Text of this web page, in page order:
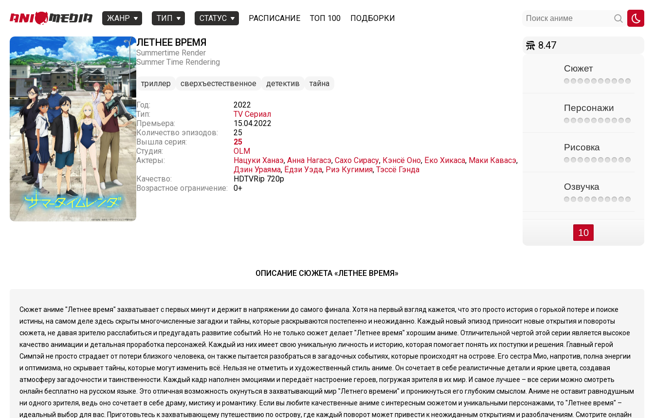
ЖАНР ТИП СТАТУС РАСПИСАНИЕ ТОП 100 ПОДБОРКИ
ЛЕТНЕЕ ВРЕМЯ
Summertime Render
Summer Time Rendering
триллер сверхъестественное детектив тайна
Год:
2022
Тип:
TV Сериал
Премьера:
15.04.2022
Количество эпизодов:
25
Вышла серия:
25
Студия:
OLM
Актеры:
Нацуки Ханаэ, Анна Нагасэ, Сахо Сирасу, Кэнсё Оно, Ёко Хикаса, Маки Кавасэ,
Дзин Ураяма, Ёдзи Уэда, Риэ Кугимия, Тэссё Гэнда
Качество:
HDTVRip 720p
Возрастное ограничение:
0+
8.47
Сюжет
Персонажи
Рисовка
Озвучка
10
ОПИСАНИЕ СЮЖЕТА «ЛЕТНЕЕ ВРЕМЯ»
Сюжет аниме "Летнее время" захватывает с первых минут и держит в напряжении до самого финала. Хотя на первый взгляд кажется, что это просто история о горькой потере и поиске
истины, на самом деле здесь скрыты многочисленные загадки и тайны, которые раскрываются постепенно и неожиданно. Каждый новый эпизод приносит новые открытия и повороты
сюжета, не давая зрителю расслабиться и предугадать развитие событий. Но не только сюжет делает "Летнее время" хорошим аниме. Отличительной чертой этой серии является высокое
качество анимации и детальная проработка персонажей. Каждый из них имеет свою уникальную личность и историю, которая помогает понять их поступки и решения. Главный герой
Симпэй не просто страдает от потери близкого человека, он также пытается разобраться в загадочных событиях, которые происходят на острове. Его сестра Мио, напротив, полна энергии
и оптимизма, но скрывает тайны, которые могут изменить всё. Нельзя не отметить и художественный стиль аниме. Он сочетает в себе реалистичные детали и яркие цвета, создавая
атмосферу загадочности и таинственности. Каждый кадр наполнен эмоциями и передаёт настроение героев, погружая зрителя в их мир. И самое лучшее – все серии можно смотреть
онлайн бесплатно на русском языке. Это отличная возможность окунуться в захватывающий мир "Летнего времени" и проникнуться его глубоким смыслом. Аниме не оставит равнодушным
ни одного зрителя, ведь оно сочетает в себе драму, мистику и романтику. Если вы любите качественные аниме с интересным сюжетом и уникальными персонажами, то "Летнее время" –
идеальный выбор для вас. Приготовьтесь к захватывающему путешествию по острову, где каждый поворот может привести к неожиданным открытиям и разоблачениям. Смотрите онлайн